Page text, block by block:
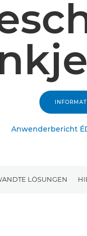
Anwenderbericht
LÖSUNGEN